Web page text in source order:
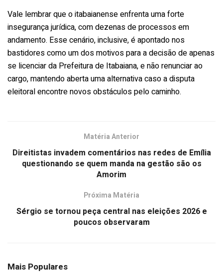
Vale lembrar que o itabaianense enfrenta uma forte
insegurança jurídica, com dezenas de processos em
andamento. Esse cenário, inclusive, é apontado nos
bastidores como um dos motivos para a decisão de apenas
se licenciar da Prefeitura de Itabaiana, e não renunciar ao
cargo, mantendo aberta uma alternativa caso a disputa
eleitoral encontre novos obstáculos pelo caminho.
Matéria Anterior
Direitistas invadem comentários nas redes de Emília
questionando se quem manda na gestão são os
Amorim
Próxima Matéria
Sérgio se tornou peça central nas eleições 2026 e
poucos observaram
Mais Populares